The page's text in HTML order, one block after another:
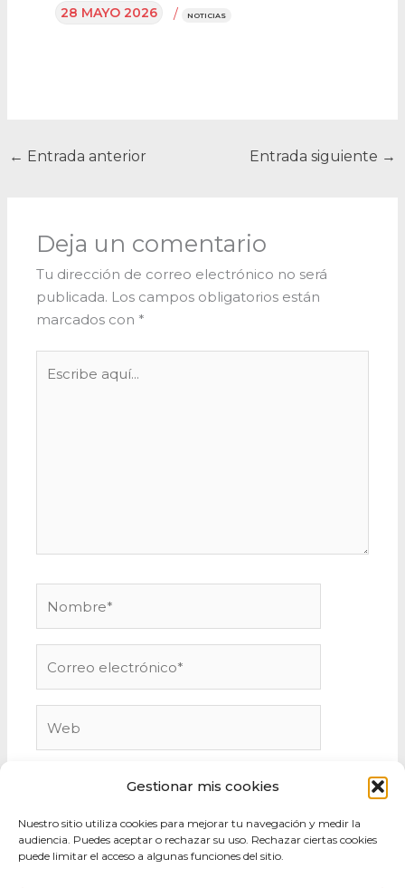
Gestionar mis cookies
Nuestro sitio utiliza cookies para mejorar tu navegación y medir la
audiencia. Puedes aceptar o rechazar su uso. Rechazar ciertas cookies
puede limitar el acceso a algunas funciones del sitio.
28 MAYO 2026 / NOTICIAS
← Entrada anterior Entrada siguiente →
Deja un comentario
Tu dirección de correo electrónico no será
publicada. Los campos obligatorios están
marcados con *
aquí...
electrónico*